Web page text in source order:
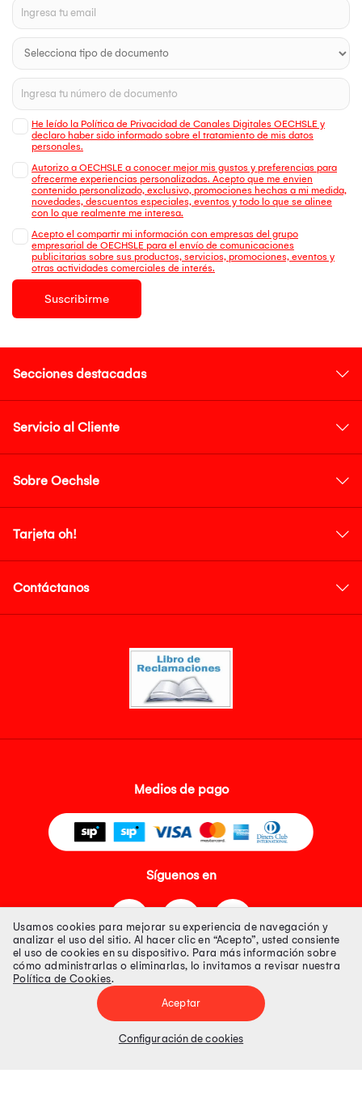
He leído la Política de Privacidad de Canales Digitales OECHSLE y
declaro haber sido informado sobre el tratamiento de mis datos
personales.
Autorizo a OECHSLE a conocer mejor mis gustos y preferencias para
ofrecerme experiencias personalizadas. Acepto que me envien
contenido personalizado, exclusivo, promociones hechas a mi medida,
novedades, descuentos especiales, eventos y todo lo que se alinee
con lo que realmente me interesa.
Acepto el compartir mi información con empresas del grupo
empresarial de OECHSLE para el envío de comunicaciones
publicitarias sobre sus productos, servicios, promociones, eventos y
otras actividades comerciales de interés.
Suscribirme
Secciones destacadas
Servicio al Cliente
Sobre Oechsle
Tarjeta oh!
Contáctanos
Medios de pago
Síguenos en
Tienda 100% Segura
Tiendas Peruanas S.A. R.U.C. Nº 20493020618. Todos los derechos
Precios disponibles solo en www.oechsle.pe. Precios online publicados
Usamos cookies para mejorar su experiencia de navegación y
analizar el uso del sitio. Al hacer clic en “Acepto”, usted consiente
el uso de cookies en su dispositivo. Para más información sobre
cómo administrarlas o eliminarlas, lo invitamos a revisar nuestra
Política de Cookies.
Aceptar
Configuración de cookies